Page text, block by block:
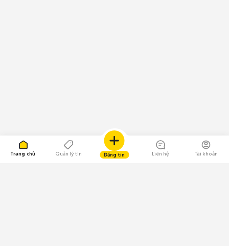
Trang chủ Quản lý tin Đăng tin Liên hệ Tài khoản